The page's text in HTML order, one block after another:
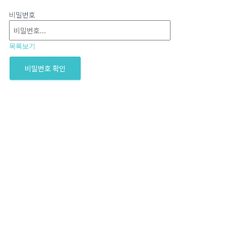
비밀번호
목록보기
비밀번호 확인